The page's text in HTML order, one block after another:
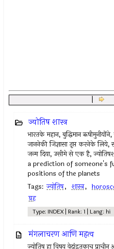
ज्योतिष शास्त्र
भारतके महान, बुद्धिमान
जाननेकी जिज्ञासा तृप्त करनेके लिये,
जन्म दिया, उसीमे से एक है,
a prediction of someone's
positions of the planets
Tags: ज्योतिष, शास्त्र,
ग्रह
Type: INDEX | Rank: 1 | Lang: hi
मंगलाचरण आणि महत्व
ज्योतिष हा विषय वेदांइतकाच